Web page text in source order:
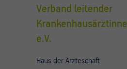
Verband leitender
e.V.
Haus der Ärzteschaft